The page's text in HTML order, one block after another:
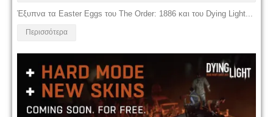
Έξυπνα τα Easter Eggs του The Order: 1886 και του Dying Light...
Περισσότερα